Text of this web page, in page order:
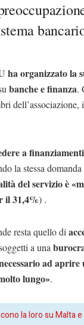
ha organizzato la
banche e finanza.
dell’associazione,
a
la stessa
del servizio è
il 31,4%) .
resta quello di
a una
ad
lungo».
la loro su Malta